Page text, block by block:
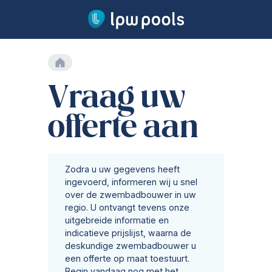
Vraag uw
offerte aan
Zodra u uw gegevens heeft
ingevoerd, informeren wij u snel
over de zwembadbouwer in uw
regio. U ontvangt tevens onze
uitgebreide informatie en
indicatieve prijslijst, waarna de
deskundige zwembadbouwer u
een offerte op maat toestuurt.
Hoofdpagina
Ons aanbod
Lange garantievoorwaarden
Zwembadproductie
Installatie
Technologie
Monoblok zwembaden
Naadloos zwembad
zwembadafdekking
Verwarming
Tegenstroomsystemen